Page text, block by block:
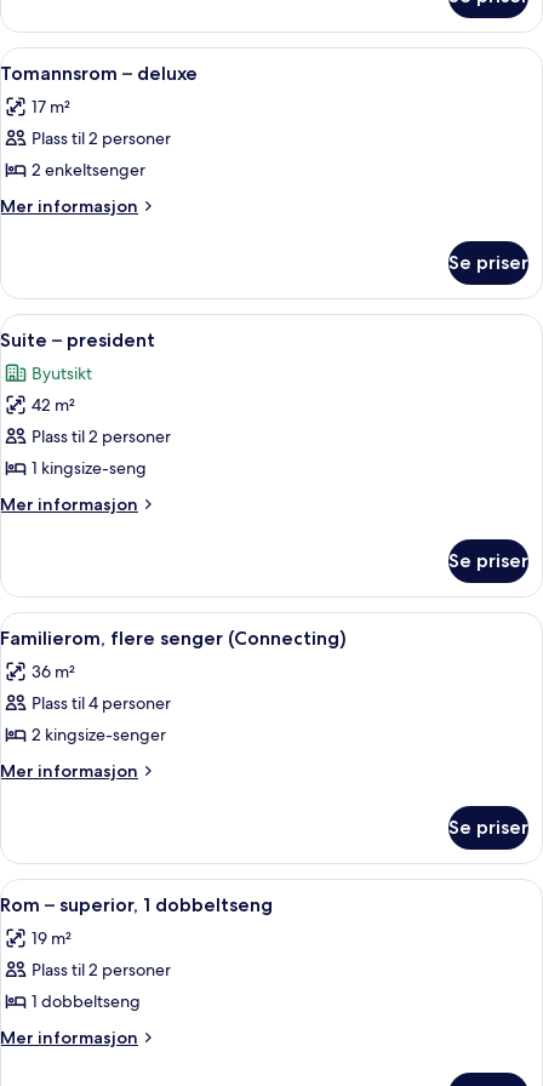
dobbeltseng
–
deluxe,
1
Åpne
alle
bildene
av
Tomannsrom
–
Tomannsrom – deluxe | Sengetøy
5
Tomannsrom – deluxe
17 m²
Plass til 2 personer
2 enkeltsenger
Mer informasjon
Mer
–
deluxe
Se priser
Åpne
alle
bildene
av
Suite
–
president
Sengetøy av topp kvalitet,
11
Suite – president
Byutsikt
42 m²
Plass til 2 personer
1 kingsize-seng
Mer informasjon
Mer
–
president
Se priser
Åpne
alle
bildene
av
Familierom,
flere
Familierom, flere senger
5
Familierom, flere senger (Connecting)
36 m²
Plass til 4 personer
2 kingsize-senger
Mer informasjon
Mer
flere
senger
(Connecting)
Se priser
Åpne
alle
bildene
av
Rom
–
Rom – superior, 1 dobbeltseng |
4
Rom – superior, 1 dobbeltseng
19 m²
Plass til 2 personer
1 dobbeltseng
Mer informasjon
Mer